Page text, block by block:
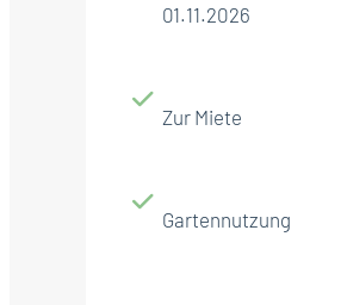
01.11.2026
Zur Miete
Gartennutzung